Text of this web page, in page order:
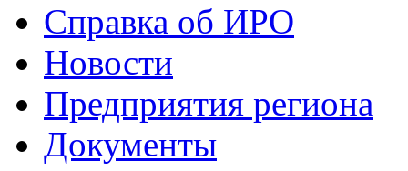
Справка об ИРО
Новости
Предприятия региона
Документы